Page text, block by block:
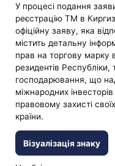
У процесі подання
реєстрацію ТМ в
офіційну заяву, яка
містить детальну
прав на торгову марку
резидентів Республіки,
господарювання, що
міжнародних
правовому захисті
країни.
Візуалізація знаку